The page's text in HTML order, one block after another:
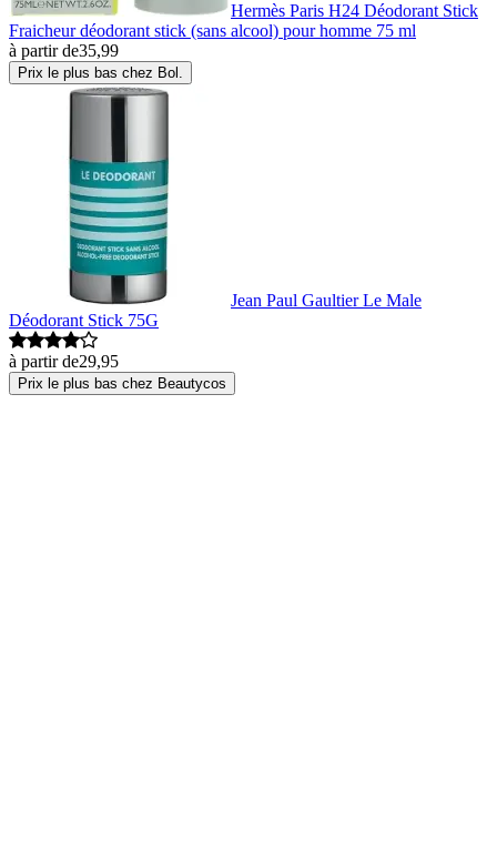
Hermès Paris H24 Déodorant Stick
Fraicheur déodorant stick (sans alcool) pour homme 75 ml
à partir de35,99
Prix le plus bas chez Bol.
Jean Paul Gaultier Le Male
Déodorant Stick 75G
à partir de29,95
Prix le plus bas chez Beautycos